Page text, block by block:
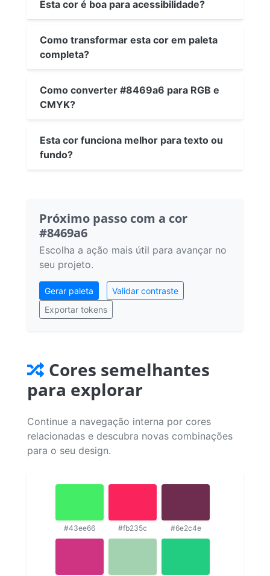
Esta cor é boa para acessibilidade?
Como transformar esta cor em paleta
completa?
Como converter #8469a6 para RGB e
CMYK?
Esta cor funciona melhor para texto ou
fundo?
Próximo passo com a cor
#8469a6
Escolha a ação mais útil para avançar no
seu projeto.
Gerar paleta
Validar contraste
Exportar tokens
Cores semelhantes
para explorar
Continue a navegação interna por cores
relacionadas e descubra novas combinações
para o seu design.
#43ee66 #fb235c #6e2c4e